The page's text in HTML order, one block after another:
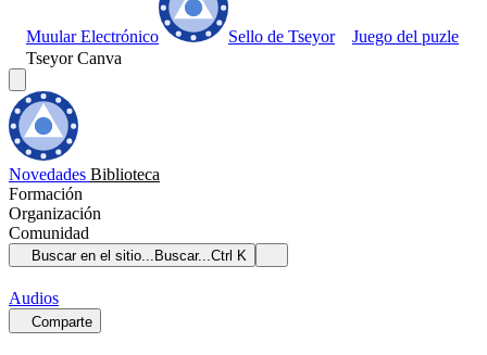
Muular Electrónico Sello de Tseyor
Juego del puzle
Tseyor Canva
Novedades Biblioteca
Formación
Organización
Comunidad
Buscar en el sitio... Buscar...Ctrl K
Audios
Comparte